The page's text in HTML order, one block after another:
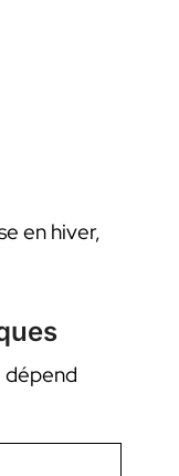
en hiver,
dépend